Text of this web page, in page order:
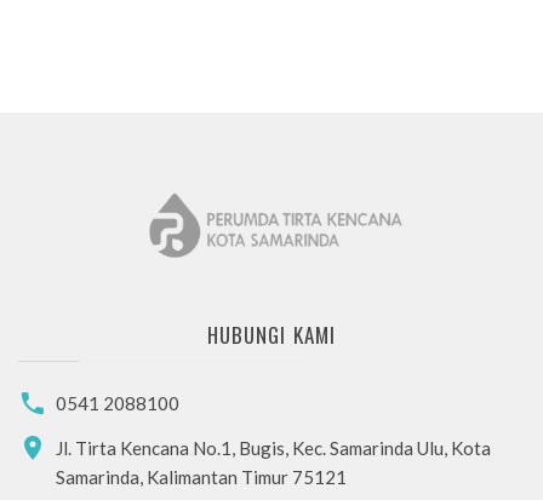
HUBUNGI KAMI
0541 2088100
Jl. Tirta Kencana No.1, Bugis, Kec. Samarinda Ulu, Kota
Samarinda, Kalimantan Timur 75121